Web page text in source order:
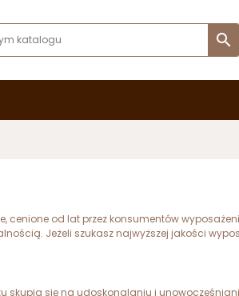

cenione od lat przez konsumentów
Jeżeli szukasz najwyższej jakości
się na udoskonalaniu i